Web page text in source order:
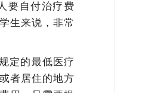
要自付治疗费
生来说，非常
定的最低医疗
者居住的地方